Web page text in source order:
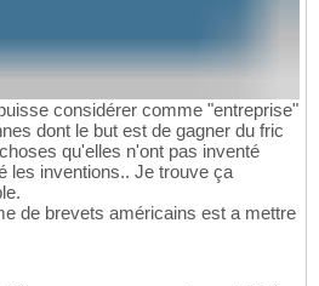
considérer comme "entreprise"
dont le but est de gagner du fric
qu'elles n'ont pas inventé
les inventions.. Je trouve ça
de brevets américains est a mettre